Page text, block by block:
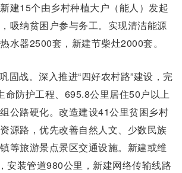
建15个由乡村种植大户（能人）发起
吸纳贫困户参与务工。实现清洁能源
水器2500套，新建节柴灶2000套。
固战。深入推进“四好农村路”建设，完
命防护工程、695.8公里居住50户以上
公路硬化。改造建设41公里贫困乡村
源路，优先改善自然人文、少数民族
等旅游景点景区交通设施。新建或维
安装管道980公里，新建网络传输线路